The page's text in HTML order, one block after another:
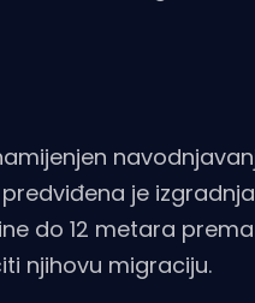
je
do 12 metara prema
njihovu migraciju.